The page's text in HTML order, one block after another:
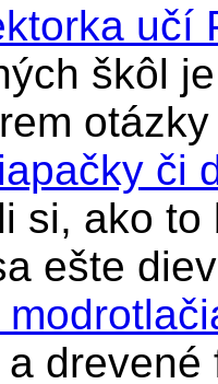
učí
škôl
či
si, ako
ešte
drevené